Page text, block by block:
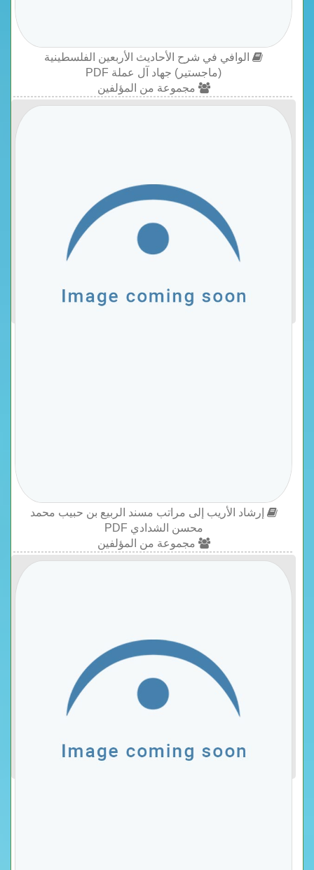
الوافي في شرح الأحاديث الأربعين الفلسطينية
(ماجستير) جهاد آل عملة PDF
مجموعة من المؤلفين
إرشاد الأريب إلى مراتب مسند الربيع بن حبيب محمد
محسن الشدادي PDF
مجموعة من المؤلفين